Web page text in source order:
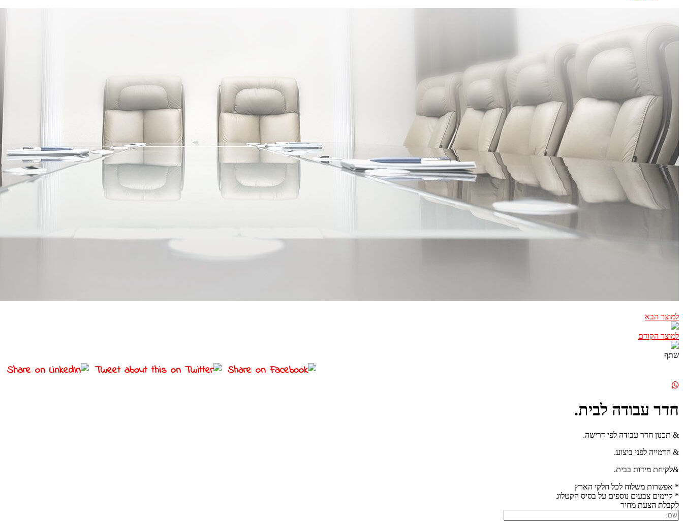
למוצר הבא
למוצר הקודם
שתף
חדר עבודה לבית.
& תכנון חדר עבודה לפי דרישה.
& הדמייה לפני ביצוע.
&לקיחת מידות בבית.
* אפשרות משלוח לכל חלקי הארץ
* קיימים צבעים נוספים על בסיס הקטלוג
לקבלת הצעת מחיר